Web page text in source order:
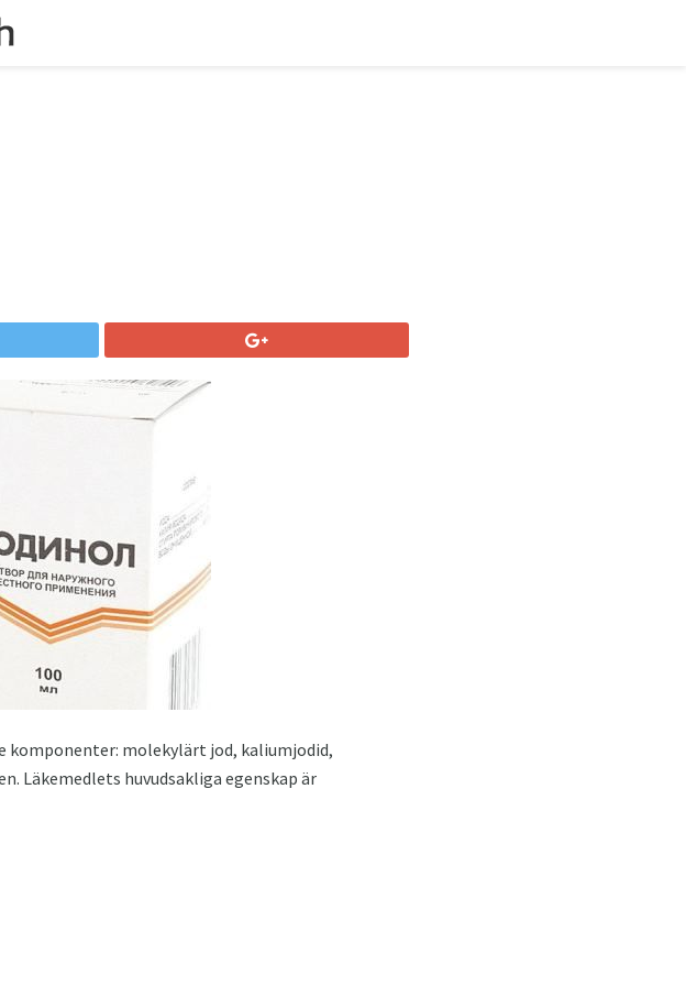
komponenter: molekylärt jod, kaliumjodid,
Läkemedlets huvudsakliga egenskap är